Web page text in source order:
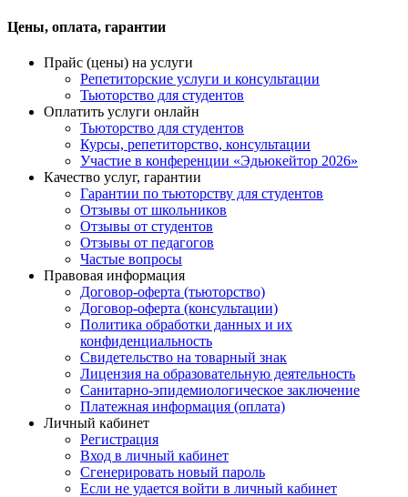
Цены, оплата, гарантии
Прайс (цены) на услуги
Репетиторские услуги и консультации
Тьюторство для студентов
Оплатить услуги онлайн
Тьюторство для студентов
Курсы, репетиторство, консультации
Участие в конференции «Эдьюкейтор 2026»
Качество услуг, гарантии
Гарантии по тьюторству для студентов
Отзывы от школьников
Отзывы от студентов
Отзывы от педагогов
Частые вопросы
Правовая информация
Договор-оферта (тьюторство)
Договор-оферта (консультации)
Политика обработки данных и их
конфиденциальность
Свидетельство на товарный знак
Лицензия на образовательную деятельность
Санитарно-эпидемиологическое заключение
Платежная информация (оплата)
Личный кабинет
Регистрация
Вход в личный кабинет
Сгенерировать новый пароль
Если не удается войти в личный кабинет